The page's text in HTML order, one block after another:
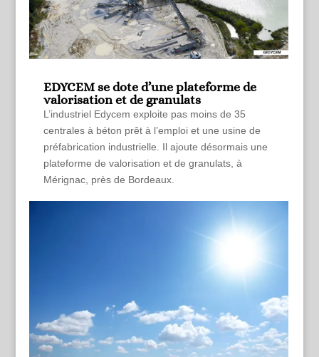
EDYCEM se dote d’une plateforme de
valorisation et de granulats
L’industriel Edycem exploite pas moins de 35
centrales à béton prêt à l’emploi et une usine de
préfabrication industrielle. Il ajoute désormais une
plateforme de valorisation et de granulats, à
Mérignac, près de Bordeaux.